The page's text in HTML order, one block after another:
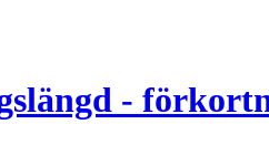
-